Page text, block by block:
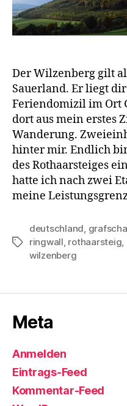
Der Wilzenberg gilt
Sauerland. Er liegt
Feriendomizil im Ort
dort aus mein erstes
Wanderung.
hinter mir. Endlich
des Rothaarsteiges
hatte ich nach zwei
meine
Schlagwörter
deutschland,
ringwall, rothaarsteig,
wilzenberg
Meta
Anmelden
Eintrags-Feed
Kommentar-Feed